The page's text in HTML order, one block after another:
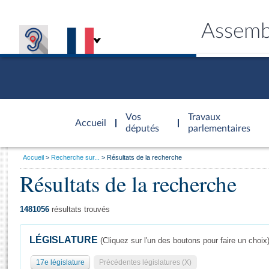
Accueil
d'accueil
Vos
députés
Travaux
parlementaires
Général
Vous
Accueil Recherche sur... Résultats de la recherche
Résultats de la recherche
1481056 résultats trouvés
LÉGISLATURE (Cliquez sur l'un des boutons pour faire un choix)
17e législature Précédentes législatures (X)